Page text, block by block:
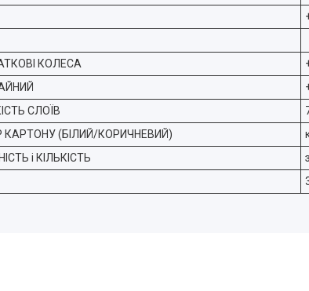
КОЛЕСА
СЛОЇВ
КАРТОНУ (БІЛИЙ/КОРИЧНЕВИЙ)
і КІЛЬКІСТЬ